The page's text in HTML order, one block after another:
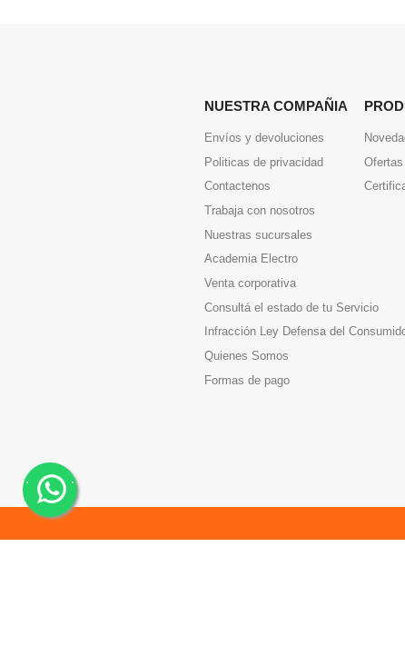
NUESTRA COMPAÑIA
Envíos y devoluciones
Politicas de privacidad
Contactenos
Trabaja con nosotros
Nuestras sucursales
Academia Electro
Venta corporativa
Consultá el estado de tu Servicio
Infracción Ley Defensa del
Quienes Somos
Formas de pago
Ofertas
. .